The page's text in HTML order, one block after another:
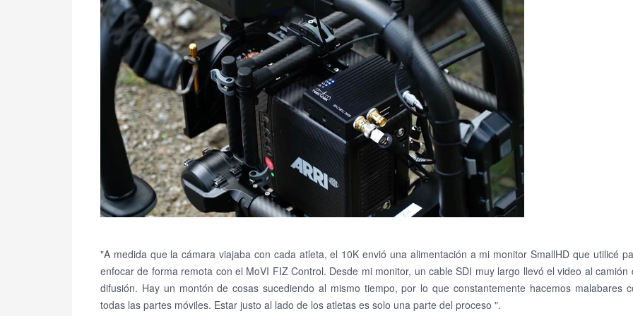
"A medida que la cámara viajaba con cada atleta, el 10K envió una alimentación a mi monitor SmallHD que utilicé
enfocar de forma remota con el MoVI FIZ Control. Desde mi monitor, un cable SDI muy largo llevó el video al camión
difusión. Hay un montón de cosas sucediendo al mismo tiempo, por lo que constantemente hacemos malabares
todas las partes móviles. Estar justo al lado de los atletas es solo una parte del proceso ".